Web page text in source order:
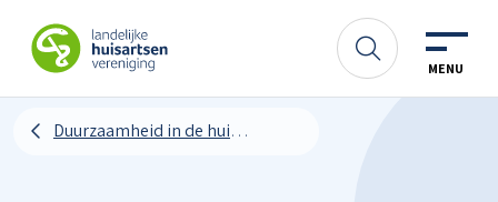
LHV
MENU
Zoeken
Duurzaamheid in de huisartsenpraktijk